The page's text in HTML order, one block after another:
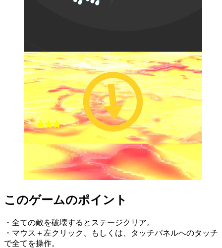
このゲームのポイント
・全ての敵を破壊するとステージクリア。
・マウス＋左クリック、もしくは、タッチパネルへのタッチ
で全てを操作。